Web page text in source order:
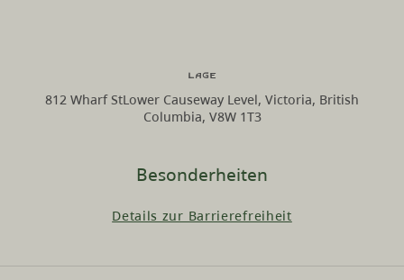
Besonderheiten
Details zur Barrierefreiheit
Lage
812 Wharf StLower Causeway Level, Victoria, British
Columbia, V8W 1T3